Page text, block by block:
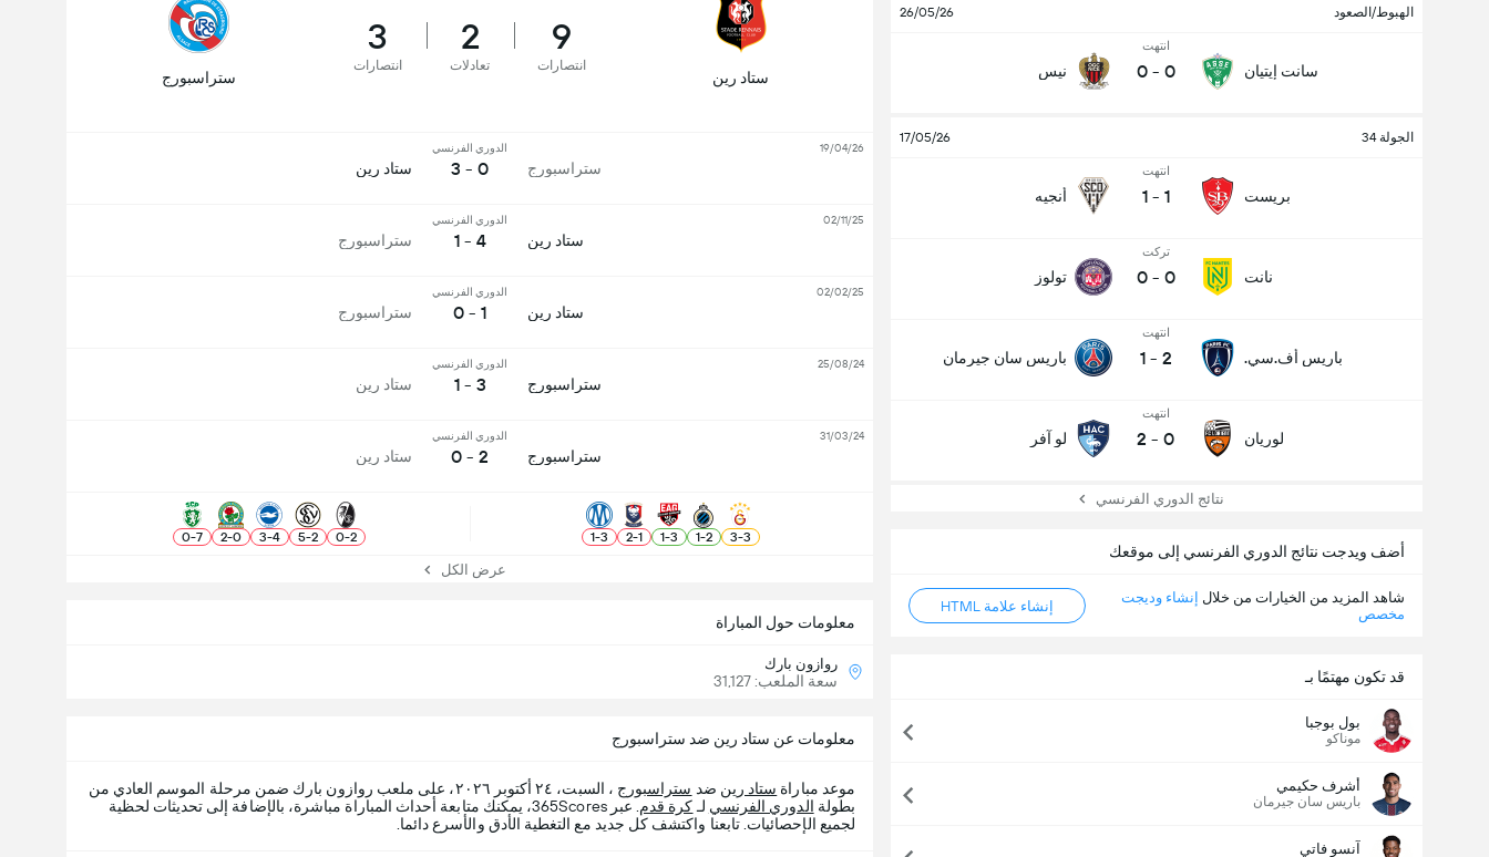
الهبوط/الصعود 26/05/26
سانت إيتيان
انتهت
0
-
0 نيس
الجولة 34 17/05/26
بريست
انتهت
1
-
1 أنجيه
نانت
تركت
0
-
0 تولوز
باريس أف.سي.
انتهت
2
-
1 باريس سان جيرمان
لوريان
انتهت
0
-
2 لو آفر
نتائج الدوري الفرنسي
أضف ويدجت نتائج الدوري الفرنسي إلى موقعك
شاهد المزيد من الخيارات من خلال إنشاء وديجت
مخصص
إنشاء علامة HTML
قد تكون مهتمًا بـ
بول بوجبا
موناكو
أشرف حكيمي
باريس سان جيرمان
آنسو فاتي
معلومات حول المباراة
روازون بارك
سعة الملعب: 31,127
ستاد رين
9
انتصارات
2
تعادلات
3
انتصارات
ستراسبورج
ستراسبورج
الدوري الفرنسي
0 - 3 ستاد رين
19/04/26
ستاد رين
الدوري الفرنسي
4 - 1 ستراسبورج
02/11/25
ستاد رين
الدوري الفرنسي
1 - 0 ستراسبورج
02/02/25
ستراسبورج
الدوري الفرنسي
3 - 1 ستاد رين
25/08/24
ستراسبورج
الدوري الفرنسي
2 - 0 ستاد رين
31/03/24
3
-
3
2
-
1
3
-
1
1
-
2
3
-
1
2
-
0
2
-
5
4
-
3
0
-
2
7
-
0
عرض الكل
معلومات عن ستاد رين ضد ستراسبورج
موعد مباراة ستاد رين ضد ستراسبورج
، السبت، ٢٤ أكتوبر ٢٠٢٦، على ملعب روازون بارك ضمن مرحلة الموسم العادي من
بطولة الدوري الفرنسي لـ كرة قدم
. عبر 365Scores، يمكنك متابعة أحداث المباراة مباشرة، بالإضافة إلى تحديثات لحظية
لجميع الإحصائيات. تابعنا واكتشف كل جديد مع التغطية الأدق والأسرع دائما.